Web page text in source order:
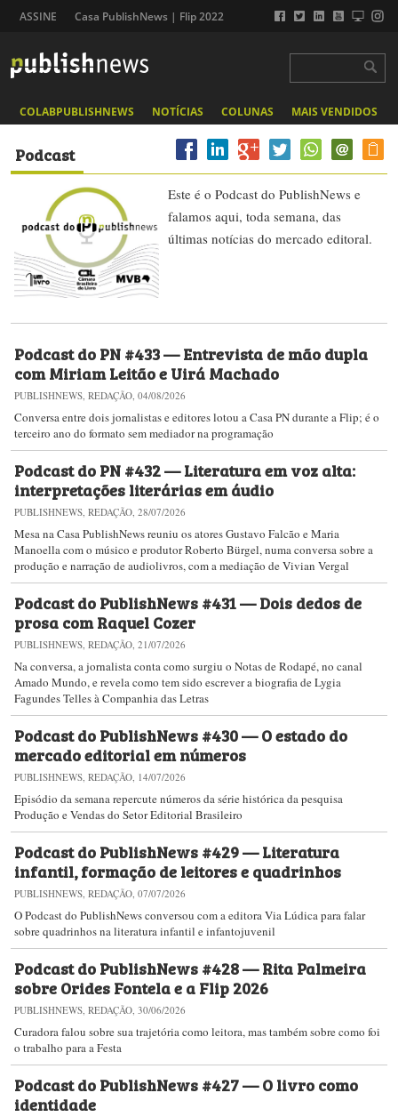
ASSINE Casa PublishNews | Flip 2022
COLABPUBLISHNEWS NOTÍCIAS COLUNAS MAIS VENDIDOS
Podcast
Este é o Podcast do PublishNews e
falamos aqui, toda semana, das
últimas notícias do mercado editoral.
Podcast do PN #433 — Entrevista de mão dupla
com Miriam Leitão e Uirá Machado
PUBLISHNEWS, REDAÇÃO, 04/08/2026
Conversa entre dois jornalistas e editores lotou a Casa PN durante a Flip; é o
terceiro ano do formato sem mediador na programação
Podcast do PN #432 — Literatura em voz alta:
interpretações literárias em áudio
PUBLISHNEWS, REDAÇÃO, 28/07/2026
Mesa na Casa PublishNews reuniu os atores Gustavo Falcão e Maria
Manoella com o músico e produtor Roberto Bürgel, numa conversa sobre a
produção e narração de audiolivros, com a mediação de Vivian Vergal
Podcast do PublishNews #431 — Dois dedos de
prosa com Raquel Cozer
PUBLISHNEWS, REDAÇÃO, 21/07/2026
Na conversa, a jornalista conta como surgiu o Notas de Rodapé, no canal
Amado Mundo, e revela como tem sido escrever a biografia de Lygia
Fagundes Telles à Companhia das Letras
Podcast do PublishNews #430 — O estado do
mercado editorial em números
PUBLISHNEWS, REDAÇÃO, 14/07/2026
Episódio da semana repercute números da série histórica da pesquisa
Produção e Vendas do Setor Editorial Brasileiro
Podcast do PublishNews #429 — Literatura
infantil, formação de leitores e quadrinhos
PUBLISHNEWS, REDAÇÃO, 07/07/2026
O Podcast do PublishNews​​ conversou com a editora Via Lúdica para falar
sobre quadrinhos na literatura infantil e infantojuvenil
Podcast do PublishNews #428 — Rita Palmeira
sobre Orides Fontela e a Flip 2026
PUBLISHNEWS, REDAÇÃO, 30/06/2026
Curadora falou sobre sua trajetória como leitora, mas também sobre como foi
o trabalho para a Festa
Podcast do PublishNews #427 — O livro como
identidade